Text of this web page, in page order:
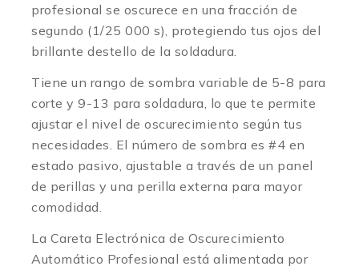
profesional se oscurece en una fracción de
segundo (1/25 000 s), protegiendo tus ojos del
brillante destello de la soldadura.
Tiene un rango de sombra variable de 5-8 para
corte y 9-13 para soldadura, lo que te permite
ajustar el nivel de oscurecimiento según tus
necesidades. El número de sombra es #4 en
estado pasivo, ajustable a través de un panel
de perillas y una perilla externa para mayor
comodidad.
La Careta Electrónica de Oscurecimiento
Automático Profesional está alimentada por